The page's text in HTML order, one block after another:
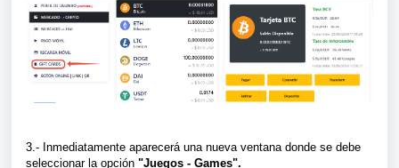
3.- Inmediatamente aparecerá una nueva ventana donde se debe
seleccionar la opción "Juegos - Games".